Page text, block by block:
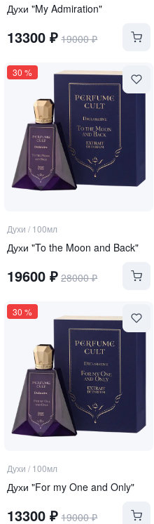
Духи "My Admiration"
13300 ₽ 19000₽
30 %
Духи / 100мл
Духи "To the Moon and Back"
19600 ₽ 28000₽
30 %
Духи / 100мл
Духи "For my One and Only"
13300 ₽ 19000₽